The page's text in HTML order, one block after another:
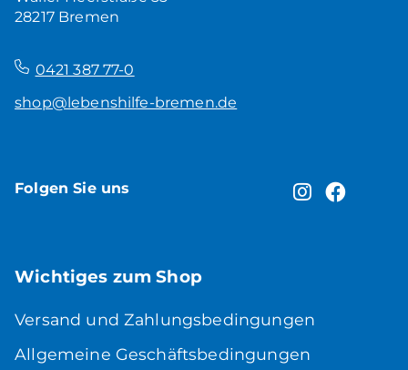
28217 Bremen
0421 387 77-0
shop@lebenshilfe-bremen.de
Folgen Sie uns
Wichtiges zum Shop
Versand und Zahlungsbedingungen
Allgemeine Geschäftsbedingungen